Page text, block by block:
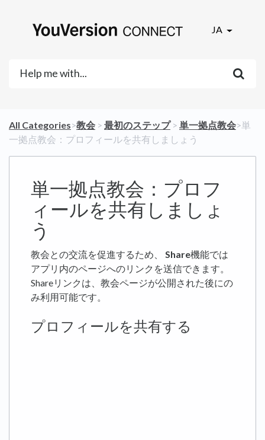
JA
All Categories​>​​教会 ​ > ​ ​最初のステップ​ > ​ ​単一拠点教会​>​ 単
一拠点教会：プロフィールを共有しましょう
単一拠点教会：プロフ
ィールを共有しましょ
う
教会との交流を促進するため、 Share機能では
アプリ内のページへのリンクを送信できます。
Shareリンクは、教会ページが公開された後にの
み利用可能です。
プロフィールを共有する